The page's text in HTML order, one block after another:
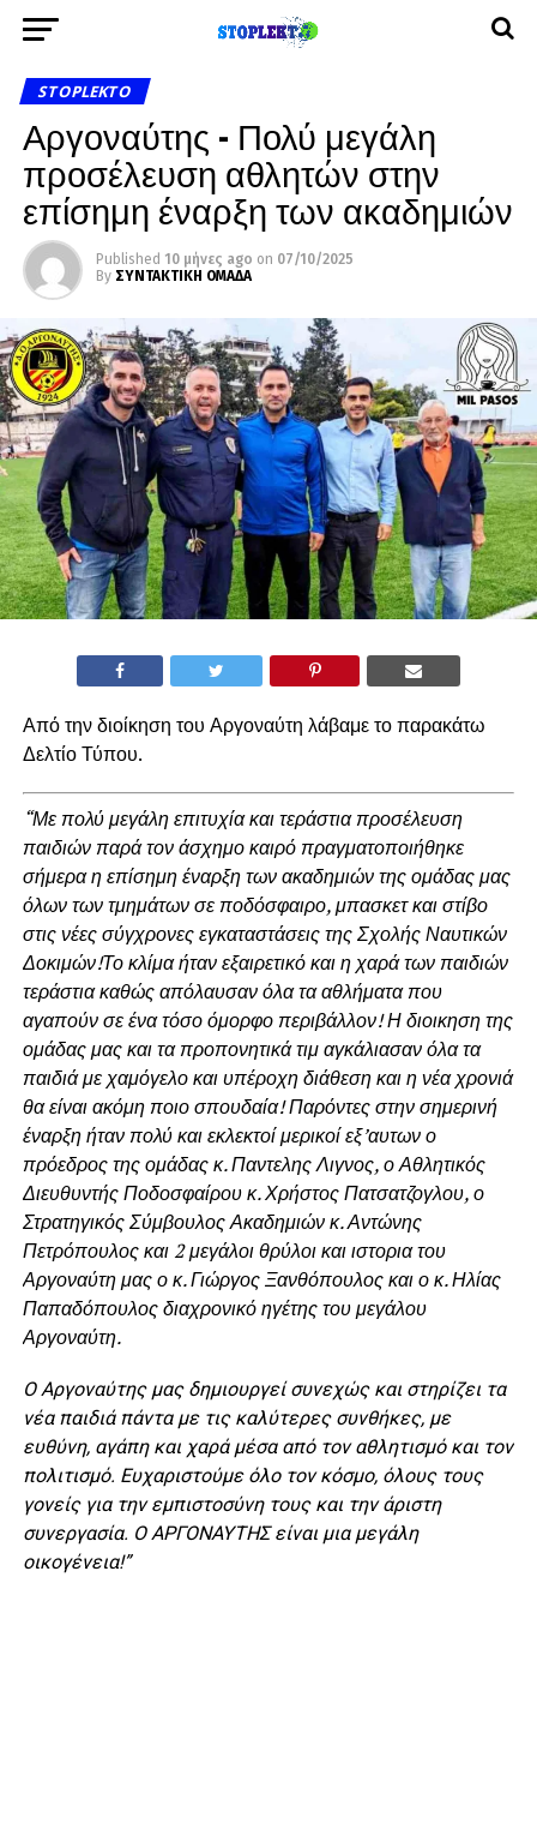
STOPLEKTO
Αργοναύτης – Πολύ μεγάλη
προσέλευση αθλητών στην
επίσημη έναρξη των ακαδημιών
Published 10 μήνες ago on 07/10/2025
By ΣΥΝΤΑΚΤΙΚΗ ΟΜΑΔΑ
Από την διοίκηση του Αργοναύτη λάβαμε το παρακάτω
Δελτίο Τύπου.
“Με πολύ μεγάλη επιτυχία και τεράστια προσέλευση
παιδιών παρά τον άσχημο καιρό πραγματοποιήθηκε
σήμερα η επίσημη έναρξη των ακαδημιών της ομάδας μας
όλων των τμημάτων σε ποδόσφαιρο, μπασκετ και στίβο
στις νέες σύγχρονες εγκαταστάσεις της Σχολής Ναυτικών
Δοκιμών!Το κλίμα ήταν εξαιρετικό και η χαρά των παιδιών
τεράστια καθώς απόλαυσαν όλα τα αθλήματα που
αγαπούν σε ένα τόσο όμορφο περιβάλλον! Η διοικηση της
ομάδας μας και τα προπονητικά τιμ αγκάλιασαν όλα τα
παιδιά με χαμόγελο και υπέροχη διάθεση και η νέα χρονιά
θα είναι ακόμη ποιο σπουδαία! Παρόντες στην σημερινή
έναρξη ήταν πολύ και εκλεκτοί μερικοί εξ’αυτων ο
πρόεδρος της ομάδας κ. Παντελης Λιγνος, ο Αθλητικός
Διευθυντής Ποδοσφαίρου κ. Χρήστος Πατσατζογλου, ο
Στρατηγικός Σύμβουλος Ακαδημιών κ. Αντώνης
Πετρόπουλος και 2 μεγάλοι θρύλοι και ιστορια του
Αργοναύτη μας ο κ. Γιώργος Ξανθόπουλος και ο κ. Ηλίας
Παπαδόπουλος διαχρονικό ηγέτης του μεγάλου
Αργοναύτη.
Ο Αργοναύτης μας δημιουργεί συνεχώς και στηρίζει τα
νέα παιδιά πάντα με τις καλύτερες συνθήκες, με
ευθύνη, αγάπη και χαρά μέσα από τον αθλητισμό και τον
πολιτισμό. Ευχαριστούμε όλο τον κόσμο, όλους τους
γονείς για την εμπιστοσύνη τους και την άριστη
συνεργασία. Ο ΑΡΓΟΝΑΥΤΗΣ είναι μια μεγάλη
οικογένεια!”